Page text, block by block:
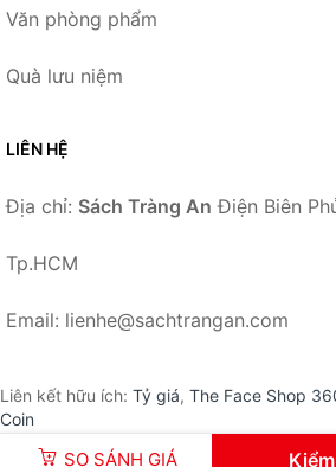
SO SÁNH GIÁ
Văn phòng phẩm
Quà lưu niệm
LIÊN HỆ
Địa chỉ: Sách Tràng An Điện Biên
Tp.HCM
Email: lienhe@sachtrangan.com
Liên kết hữu ích: Tỷ giá, The Face Shop
Coin